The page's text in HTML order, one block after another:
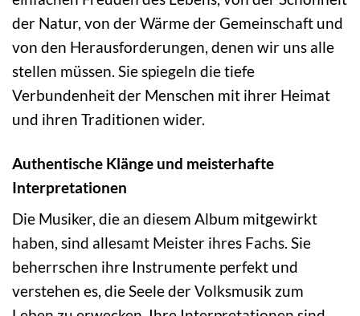
der Natur, von der Wärme der Gemeinschaft und
von den Herausforderungen, denen wir uns alle
stellen müssen. Sie spiegeln die tiefe
Verbundenheit der Menschen mit ihrer Heimat
und ihren Traditionen wider.
Authentische Klänge und meisterhafte
Interpretationen
Die Musiker, die an diesem Album mitgewirkt
haben, sind allesamt Meister ihres Fachs. Sie
beherrschen ihre Instrumente perfekt und
verstehen es, die Seele der Volksmusik zum